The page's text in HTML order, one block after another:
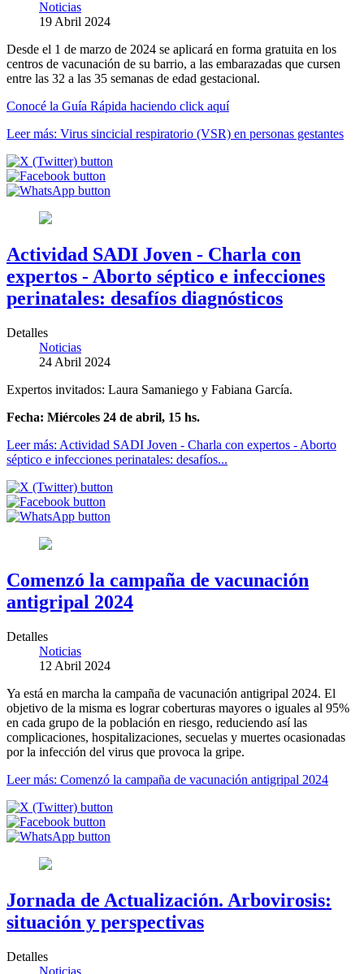
Noticias
19 Abril 2024
Desde el 1 de marzo de 2024 se aplicará en forma gratuita en los
centros de vacunación de su barrio, a las embarazadas que cursen
entre las 32 a las 35 semanas de edad gestacional.
Conocé la Guía Rápida haciendo click aquí
Leer más: Virus sincicial respiratorio (VSR) en personas gestantes
Actividad SADI Joven - Charla con
expertos - Aborto séptico e infecciones
perinatales: desafíos diagnósticos
Detalles
Noticias
24 Abril 2024
Expertos invitados: Laura Samaniego y Fabiana García.
Fecha: Miércoles 24 de abril, 15 hs.
Leer más: Actividad SADI Joven - Charla con expertos - Aborto
séptico e infecciones perinatales: desafíos...
Comenzó la campaña de vacunación
antigripal 2024
Detalles
Noticias
12 Abril 2024
Ya está en marcha la campaña de vacunación antigripal 2024. El
objetivo de la misma es lograr coberturas mayores o iguales al 95%
en cada grupo de la población en riesgo, reduciendo así las
complicaciones, hospitalizaciones, secuelas y muertes ocasionadas
por la infección del virus que provoca la gripe.
Leer más: Comenzó la campaña de vacunación antigripal 2024
Jornada de Actualización. Arbovirosis:
situación y perspectivas
Detalles
Noticias